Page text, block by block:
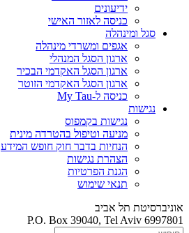
ידיעונים
כניסה לאזור האישי
סגל ומינהלה
אגפים ומשרדי מינהלה
ארגון הסגל המנהלי
ארגון הסגל האקדמי הבכיר
ארגון הסגל האקדמי הזוטר
כניסה ל-My Tau
נגישות
נגישות בקמפוס
מניעה וטיפול בהטרדה מינית
הנחיות בדבר חוק חופש המידע
הצהרת נגישות
הגנת הפרטיות
תנאי שימוש
אוניברסיטת תל אביב
P.O. Box 39040, Tel Aviv 6997801